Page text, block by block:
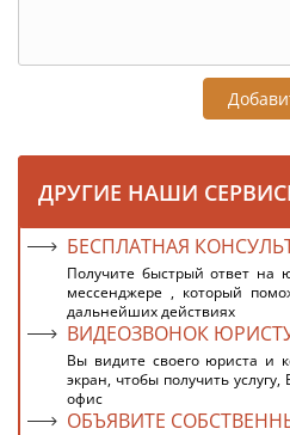
ДРУГИЕ НАШИ
БЕСПЛАТНАЯ
Получите быстрый ответ на
мессенджере , который
дальнейших действиях
ВИДЕОЗВОНОК
Вы видите своего юриста и
экран, чтобы получить
офис
ОБЪЯВИТЕ